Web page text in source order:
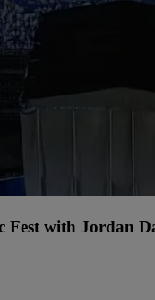
Fest with Jordan